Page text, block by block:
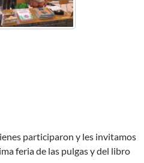
participaron y les invitamos
feria de las pulgas y del libro